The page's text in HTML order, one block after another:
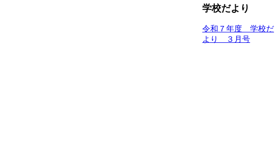
学校だより
令和７年度 学校だ
より ３月号